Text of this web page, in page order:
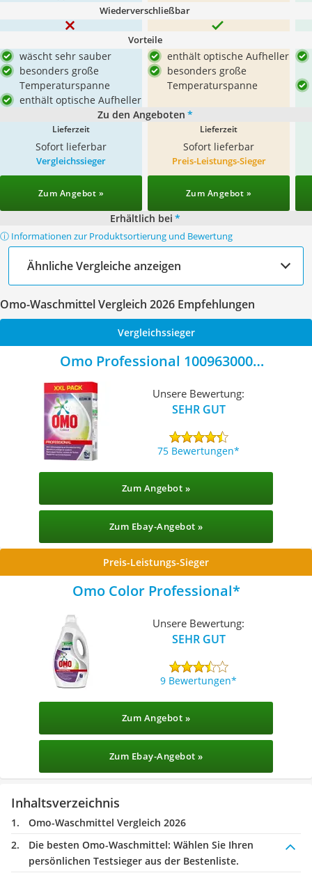
Wiederverschließbar
Vorteile
wäscht sehr sauber
besonders große
Temperaturspanne
enthält optische Aufheller
enthält optische Aufheller
besonders große
Temperaturspanne
Zu den Angeboten *
Lieferzeit
Sofort lieferbar
Lieferzeit
Sofort lieferbar
Vergleichssieger
Zum Angebot »
Preis-Leistungs-Sieger
Zum Angebot »
Erhältlich bei *
ⓘ Informationen zur Produktsortierung und Bewertung
Ähnliche Vergleiche anzeigen
Omo-Waschmittel Vergleich 2026 Empfehlungen
Vergleichssieger
Omo Professional 100963000
Buntwaschmittel
Unsere Bewertung:
SEHR GUT
75 Bewertungen
Zum Angebot »
Zum Ebay-Angebot »
Preis-Leistungs-Sieger
Omo Color Professional
Unsere Bewertung:
SEHR GUT
9 Bewertungen
Zum Angebot »
Zum Ebay-Angebot »
Inhaltsverzeichnis
Omo-Waschmittel Vergleich 2026
Die besten Omo-Waschmittel: Wählen Sie Ihren
persönlichen Testsieger aus der Bestenliste.